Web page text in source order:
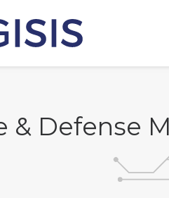
& Defense